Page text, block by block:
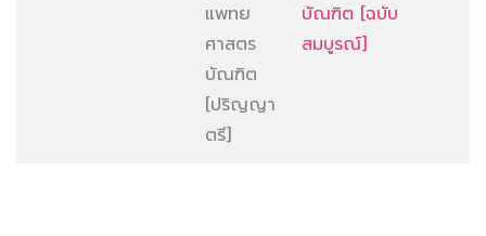
แพทย
ศาสตร
บัณฑิต
[ปริญญา
ตรี]
บัณฑิต [ฉบับ
สมบูรณ์]